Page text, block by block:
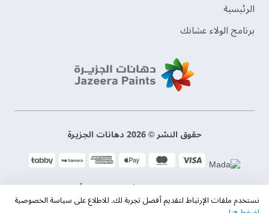
الرئيسية
برنامج الولاء عشانك
حقوق النشر © 2026 دهانات الجزيرة
سياسة الخصوصية الشروط و الأحكام
نستخدم ملفات الإرتباط لتقديم أفضل تجربة لك. للاطلاع على سياسة الخصوصية